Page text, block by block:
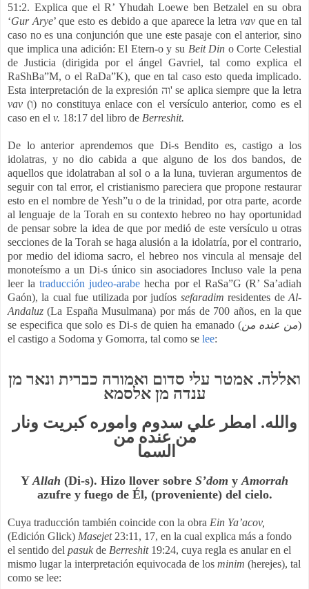
51:2. Explica que el R’ Yhudah Loewe ben Betzalel en su obra
‘Gur Arye’ que esto es debido a que aparece la letra vav que en tal
caso no es una conjunción que une este pasaje con el anterior, sino
que implica una adición: El Etern-o y su Beit Din o Corte Celestial
de Justicia (dirigida por el ángel Gavriel, tal como explica el
RaShBa”M, o el RaDa”K), que en tal caso esto queda implicado.
Esta interpretación de la expresión וה' se aplica siempre que la letra
vav (ו) no constituya enlace con el versículo anterior, como es el
caso en el v. 18:17 del libro de Berreshit.
De lo anterior aprendemos que Di-s Bendito es, castigo a los
idolatras, y no dio cabida a que alguno de los dos bandos, de
aquellos que idolatraban al sol o a la luna, tuvieran argumentos de
seguir con tal error, el cristianismo pareciera que propone restaurar
esto en el nombre de Yesh”u o de la trinidad, por otra parte, acorde
al lenguaje de la Torah en su contexto hebreo no hay oportunidad
de pensar sobre la idea de que por medió de este versículo u otras
secciones de la Torah se haga alusión a la idolatría, por el contrario,
por medio del idioma sacro, el hebreo nos vincula al mensaje del
monoteísmo a un Di-s único sin asociadores Incluso vale la pena
leer latraducción judeo-arabe hecha por el RaSa”G (R’ Sa’adiah
Gaón), la cual fue utilizada por judíos sefaradim residentes deAl-
Andaluz (La España Musulmana) por más de 700 años, en la que
se especifica que solo es Di-s de quien ha emanado (من عنده من)
el castigo a Sodoma y Gomorra, tal como se lee:
ואללה. אמטר עלי סדום ואמורה כברית ונאר מן
ענדה מן אלסמא
والله. امطر علي سدوم واموره كبريت ونار
من عنده من
السما
Y Allah (Di-s). Hizo llover sobre S’dom y Amorrah
azufre y fuego de Él, (proveniente) del cielo.
Cuya traducción también coincide con la obra Ein Ya’acov,
(Edición Glick) Masejet23:11, 17, en la cual explica más a fondo
el sentido del pasuk de Berreshit 19:24, cuya regla es anular en el
mismo lugar la interpretación equivocada de los minim (herejes), tal
como se lee: